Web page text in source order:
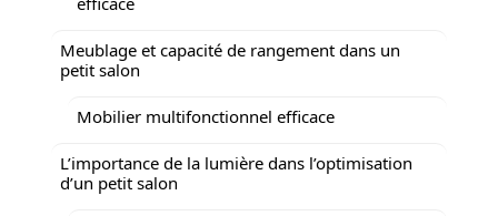
Meublage et capacité de rangement dans un
petit salon
Mobilier multifonctionnel efficace
L’importance de la lumière dans l’optimisation
d’un petit salon